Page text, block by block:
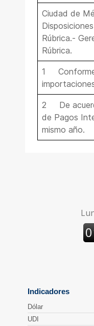
Ciudad de
Rúbrica.-
Rúbrica.
1 Conforme
2 De
de Pagos
mismo año.